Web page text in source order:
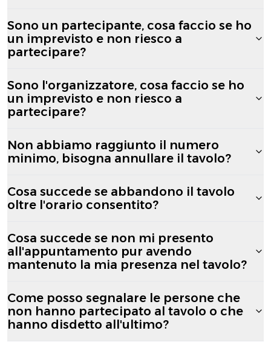
Sono un partecipante, cosa faccio se ho
un imprevisto e non riesco a
partecipare?
Sono l'organizzatore, cosa faccio se ho
un imprevisto e non riesco a
partecipare?
Non abbiamo raggiunto il numero
minimo, bisogna annullare il tavolo?
Cosa succede se abbandono il tavolo
oltre l'orario consentito?
Cosa succede se non mi presento
all'appuntamento pur avendo
mantenuto la mia presenza nel tavolo?
Come posso segnalare le persone che
non hanno partecipato al tavolo o che
hanno disdetto all'ultimo?